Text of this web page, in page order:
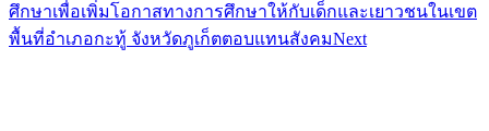
ศึกษาเพื่อเพิ่มโอกาสทางการศึกษาให้กับเด็กและเยาวชนในเขต
พื้นที่อำเภอกะทู้ จังหวัดภูเก็ตตอบแทนสังคมNext